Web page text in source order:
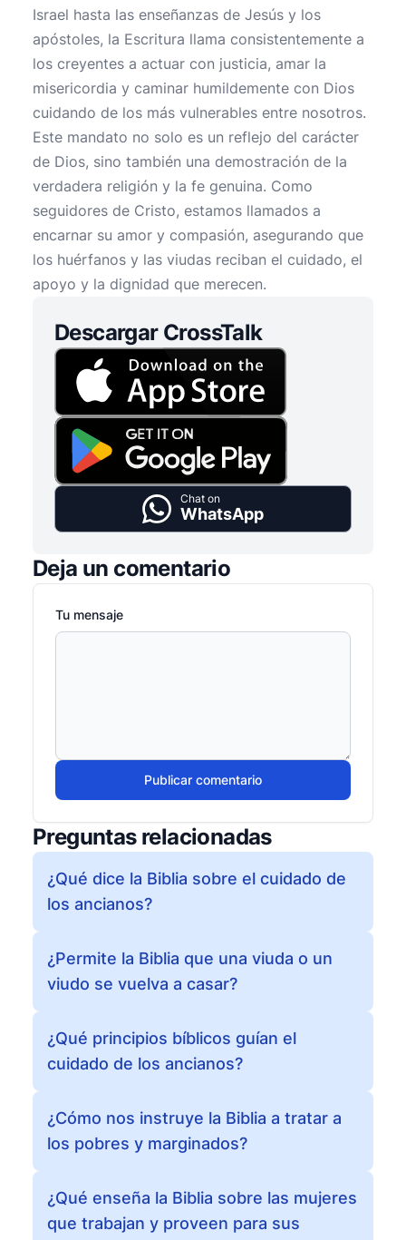
Israel hasta las enseñanzas de Jesús y los
apóstoles, la Escritura llama consistentemente a
los creyentes a actuar con justicia, amar la
misericordia y caminar humildemente con Dios
cuidando de los más vulnerables entre nosotros.
Este mandato no solo es un reflejo del carácter
de Dios, sino también una demostración de la
verdadera religión y la fe genuina. Como
seguidores de Cristo, estamos llamados a
encarnar su amor y compasión, asegurando que
los huérfanos y las viudas reciban el cuidado, el
apoyo y la dignidad que merecen.
Descargar CrossTalk
Chat on
WhatsApp
Deja un comentario
Tu mensaje
Publicar comentario
Preguntas relacionadas
¿Qué dice la Biblia sobre el cuidado de
los ancianos?
¿Permite la Biblia que una viuda o un
viudo se vuelva a casar?
¿Qué principios bíblicos guían el
cuidado de los ancianos?
¿Cómo nos instruye la Biblia a tratar a
los pobres y marginados?
¿Qué enseña la Biblia sobre las mujeres
que trabajan y proveen para sus